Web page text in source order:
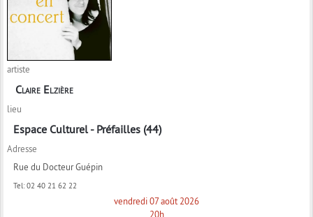
artiste
Claire Elzière
lieu
Espace Culturel - Préfailles (44)
Adresse
Rue du Docteur Guépin
Tel: 02 40 21 62 22
vendredi 07 août 2026
20h